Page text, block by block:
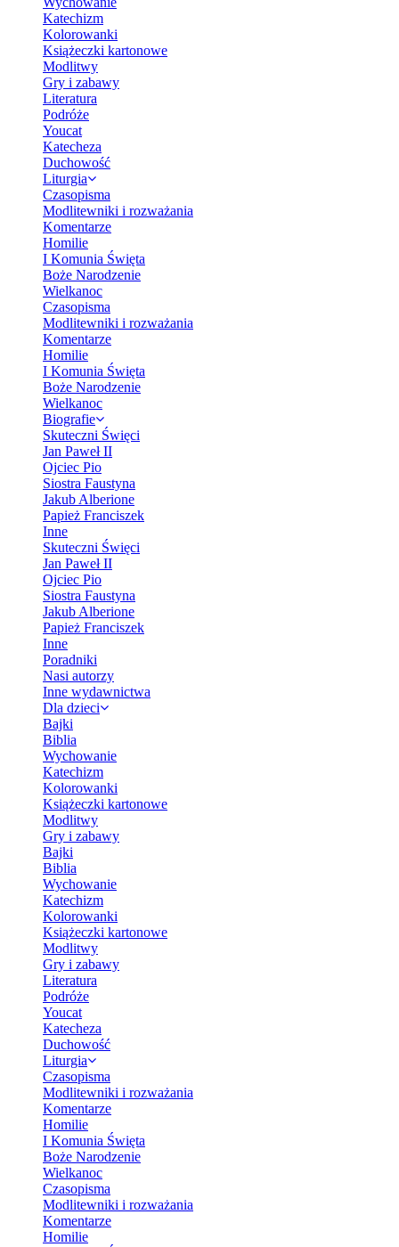
Katechizm
Kolorowanki
Książeczki kartonowe
Modlitwy
Gry i zabawy
Literatura
Podróże
Youcat
Katecheza
Duchowość
Liturgia
Czasopisma
Modlitewniki i rozważania
Komentarze
Homilie
I Komunia Święta
Boże Narodzenie
Wielkanoc
Czasopisma
Modlitewniki i rozważania
Komentarze
Homilie
I Komunia Święta
Boże Narodzenie
Wielkanoc
Biografie
Skuteczni Święci
Jan Paweł II
Ojciec Pio
Siostra Faustyna
Jakub Alberione
Papież Franciszek
Inne
Skuteczni Święci
Jan Paweł II
Ojciec Pio
Siostra Faustyna
Jakub Alberione
Papież Franciszek
Inne
Poradniki
Nasi autorzy
Inne wydawnictwa
Dla dzieci
Bajki
Biblia
Wychowanie
Katechizm
Kolorowanki
Książeczki kartonowe
Modlitwy
Gry i zabawy
Bajki
Biblia
Wychowanie
Katechizm
Kolorowanki
Książeczki kartonowe
Modlitwy
Gry i zabawy
Literatura
Podróże
Youcat
Katecheza
Duchowość
Liturgia
Czasopisma
Modlitewniki i rozważania
Komentarze
Homilie
I Komunia Święta
Boże Narodzenie
Wielkanoc
Czasopisma
Modlitewniki i rozważania
Komentarze
Homilie